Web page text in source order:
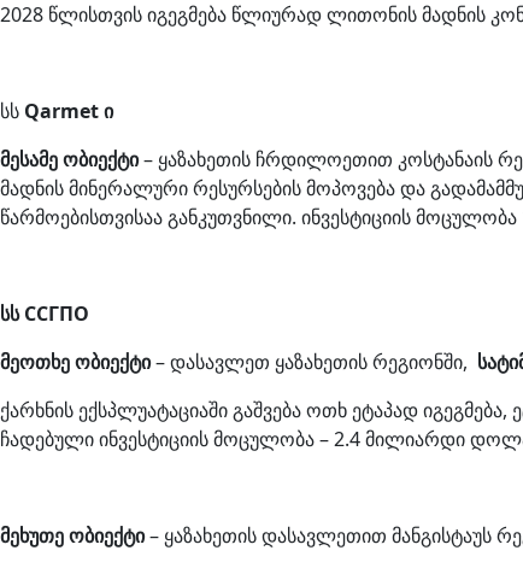
2028 წლისთვის იგეგმება წლიურად ლითონის მადნის
სს Qarmet ი
მესამე ობიექტი– ყაზახეთის ჩრდილოეთით კოსტანაის
მადნის მინერალური რესურსების მოპოვება და
წარმოებისთვისაა განკუთვნილი. ინვესტიციის
სს ССГПО
მეოთხე ობიექტი– დასავლეთ ყაზახეთის რეგიონში,
ქარხნის ექსპლუატაციაში გაშვება ოთხ ეტაპად
ჩადებული ინვესტიციის მოცულობა – 2.4 მილიარდი
მეხუთე ობიექტი– ყაზახეთის დასავლეთით მანგისტაუს